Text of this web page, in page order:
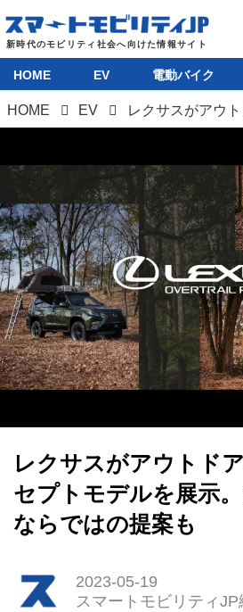
電動バイク
電動キックボード
ライフスタイル
HOME EV 電動バイク
HOME EV
レクサスがアウトド
セプトモデルを展示
ならではの提案も
2023-05-19
スマートモビリティJP